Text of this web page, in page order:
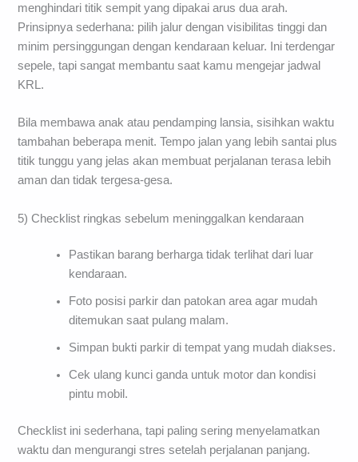
menghindari titik sempit yang dipakai arus dua arah.
Prinsipnya sederhana: pilih jalur dengan visibilitas tinggi dan
minim persinggungan dengan kendaraan keluar. Ini terdengar
sepele, tapi sangat membantu saat kamu mengejar jadwal
KRL.
Bila membawa anak atau pendamping lansia, sisihkan waktu
tambahan beberapa menit. Tempo jalan yang lebih santai plus
titik tunggu yang jelas akan membuat perjalanan terasa lebih
aman dan tidak tergesa-gesa.
5) Checklist ringkas sebelum meninggalkan kendaraan
Pastikan barang berharga tidak terlihat dari luar
kendaraan.
Foto posisi parkir dan patokan area agar mudah
ditemukan saat pulang malam.
Simpan bukti parkir di tempat yang mudah diakses.
Cek ulang kunci ganda untuk motor dan kondisi
pintu mobil.
Checklist ini sederhana, tapi paling sering menyelamatkan
waktu dan mengurangi stres setelah perjalanan panjang.